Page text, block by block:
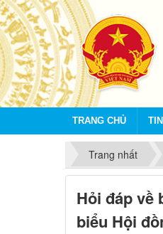
TRANG CHỦ
Trang nhất
Hỏi đáp về
biểu Hội